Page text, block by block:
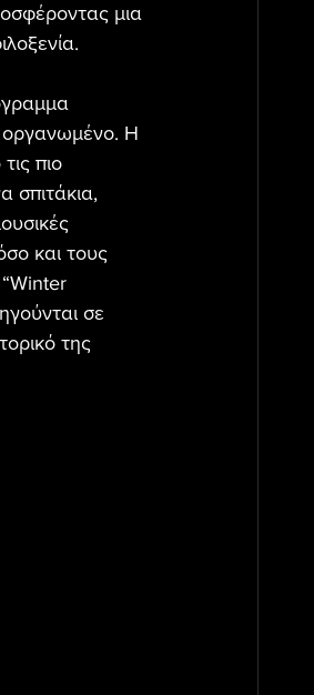
μια
οργανωμένο. Η
πιο
σπιτάκια,
και τους
σε
της